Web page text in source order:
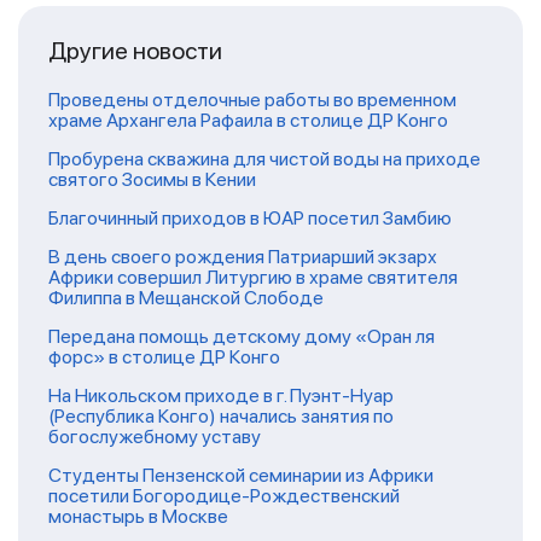
Другие новости
Проведены отделочные работы во временном
храме Архангела Рафаила в столице ДР Конго
Пробурена скважина для чистой воды на приходе
святого Зосимы в Кении
Благочинный приходов в ЮАР посетил Замбию
В день своего рождения Патриарший экзарх
Африки совершил Литургию в храме святителя
Филиппа в Мещанской Слободе
Передана помощь детскому дому «Оран ля
форс» в столице ДР Конго
На Никольском приходе в г. Пуэнт-Нуар
(Республика Конго) начались занятия по
богослужебному уставу
Студенты Пензенской семинарии из Африки
посетили Богородице-Рождественский
монастырь в Москве